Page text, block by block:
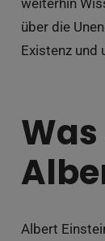
über die
Existenz und
Albert